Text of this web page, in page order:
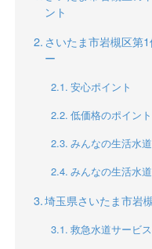
ント
さいたま市岩槻区第
ー
安心ポイント
低価格のポイント
みんなの生活水
みんなの生活水
埼玉県さいたま市岩
救急水道サービ